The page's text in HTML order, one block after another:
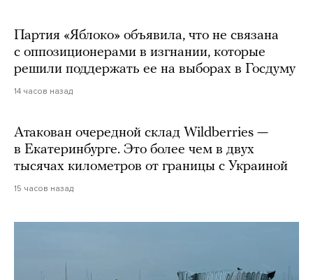
Партия «Яблоко» объявила, что не связана
с оппозиционерами в изгнании, которые
решили поддержать ее на выборах в Госдуму
14 часов назад
Атакован очередной склад Wildberries —
в Екатеринбурге. Это более чем в двух
тысячах километров от границы с Украиной
15 часов назад